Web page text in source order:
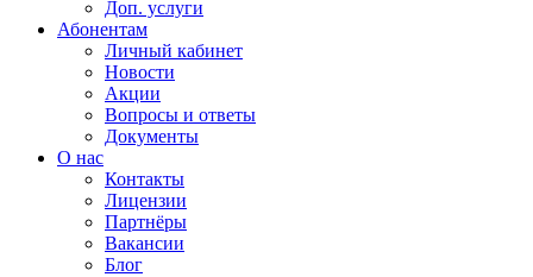
Доп. услуги
Абонентам
Личный кабинет
Новости
Акции
Вопросы и ответы
Документы
О нас
Контакты
Лицензии
Партнёры
Вакансии
Блог